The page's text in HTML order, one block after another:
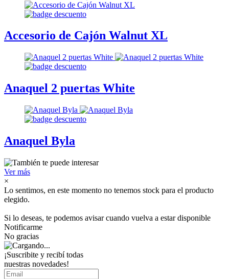
Accesorio de Cajón Walnut XL
Anaquel 2 puertas White
Anaquel Byla
Ver más
×
Lo sentimos, en este momento no tenemos stock para el producto
elegido.
Si lo deseas, te podemos avisar cuando vuelva a estar disponible
Notificarme
No gracias
¡Suscribite y recibí todas
nuestras novedades!